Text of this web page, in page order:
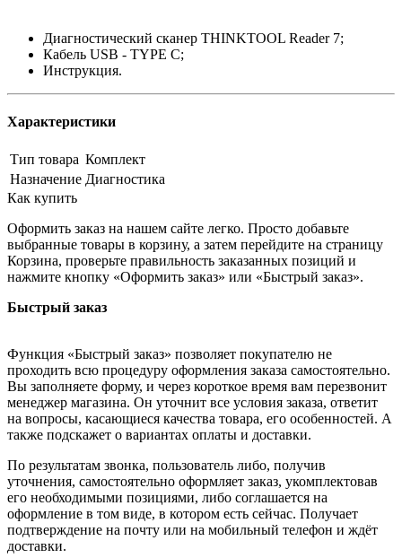
Диагностический сканер THINKTOOL Reader 7;
Кабель USB - TYPE C;
Инструкция.
Характеристики
Тип товара Комплект
Назначение Диагностика
Как купить
Оформить заказ на нашем сайте легко. Просто добавьте
выбранные товары в корзину, а затем перейдите на страницу
Корзина, проверьте правильность заказанных позиций и
нажмите кнопку «Оформить заказ» или «Быстрый заказ».
Быстрый заказ
Функция «Быстрый заказ» позволяет покупателю не
проходить всю процедуру оформления заказа самостоятельно.
Вы заполняете форму, и через короткое время вам перезвонит
менеджер магазина. Он уточнит все условия заказа, ответит
на вопросы, касающиеся качества товара, его особенностей. А
также подскажет о вариантах оплаты и доставки.
По результатам звонка, пользователь либо, получив
уточнения, самостоятельно оформляет заказ, укомплектовав
его необходимыми позициями, либо соглашается на
оформление в том виде, в котором есть сейчас. Получает
подтверждение на почту или на мобильный телефон и ждёт
доставки.